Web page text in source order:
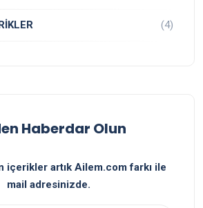
(4)
Haberdar Olun
içerikler artık Ailem.com farkı ile
mail adresinizde.